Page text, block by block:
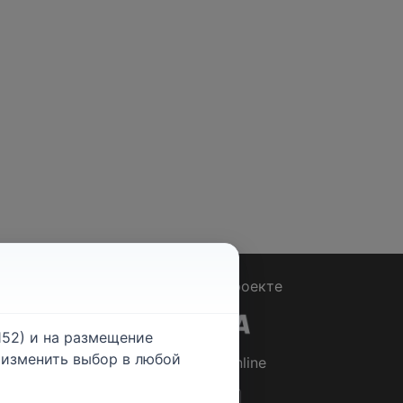
О проекте
© 2026Rabotniki.online
и на размещение
выбор в любой